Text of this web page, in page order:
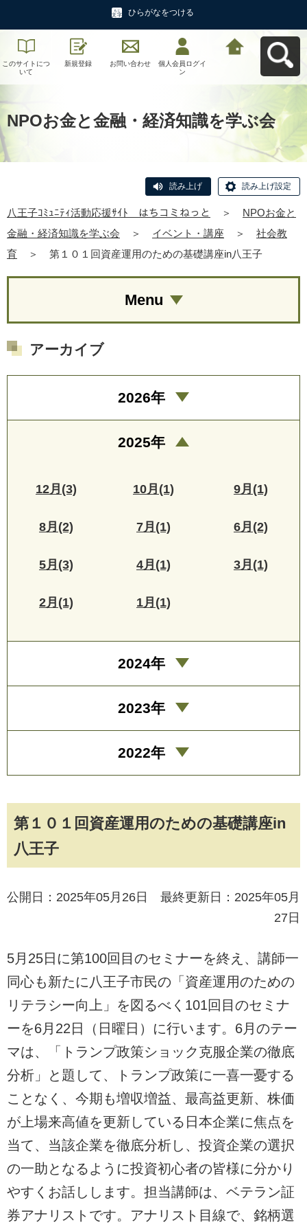
ひらがなをつける
このサイトにつ
いて
新規登録 お問い合わせ
個人会員ログイ
ン
NPOお金と金融・経済知識を学ぶ会
読み上げ 読み上げ設定
八王子ｺﾐｭﾆﾃｨ活動応援ｻｲﾄ はちコミねっと ＞
NPOお金と
金融・経済知識を学ぶ会
＞ イベント・講座 ＞
社会教
育
＞ 第１０１回資産運用のための基礎講座in八王子
第１０１回資産運用のための基礎講座in
八王子
公開日：2025年05月26日 最終更新日：2025年05月
27日
5月25日に第100回目のセミナーを終え、講師一
同心も新たに八王子市民の「資産運用のための
リテラシー向上」を図るべく101回目のセミナ
ーを6月22日（日曜日）に行います。6月のテー
マは、「トランプ政策ショック克服企業の徹底
分析」と題して、トランプ政策に一喜一憂する
ことなく、今期も増収増益、最高益更新、株価
が上場来高値を更新している日本企業に焦点を
当て、当該企業を徹底分析し、投資企業の選択
の一助となるように投資初心者の皆様に分かり
やすくお話しします。担当講師は、ベテラン証
券アナリストです。アナリスト目線で、銘柄選
Menu
アーカイブ
2026年
2025年
12月(3) 10月(1) 9月(1)
8月(2) 7月(1) 6月(2)
5月(3) 4月(1) 3月(1)
2月(1) 1月(1)
2024年
2023年
2022年